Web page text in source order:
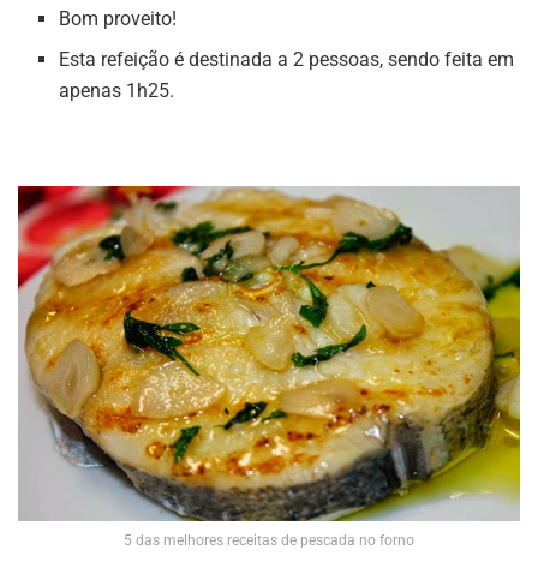
Bom proveito!
Esta refeição é destinada a 2 pessoas, sendo feita em
apenas 1h25.
5 das melhores receitas de pescada no forno